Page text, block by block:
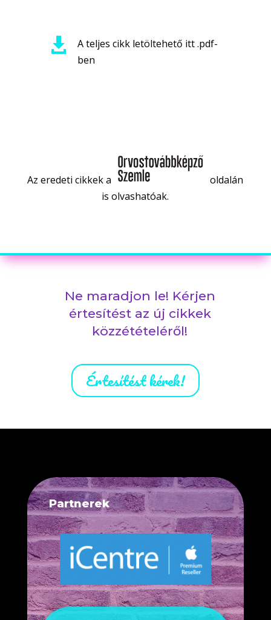

A teljes cikk letöltehető itt .pdf-
ben
Az eredeti cikkek a
oldalán
is olvashatóak.
Ne maradjon le! Kérjen
értesítést az új cikkek
közzétételéről!
Értesítést kérek!
Partnerek